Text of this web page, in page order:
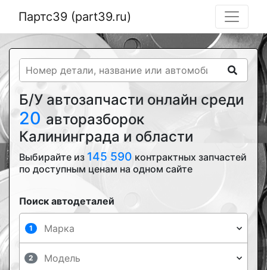
Партс39 (part39.ru)
Б/У автозапчасти онлайн среди
20 авторазборок
Калининграда и области
Выбирайте из 145 590 контрактных запчастей
по доступным ценам на одном сайте
Поиск автодеталей
1
2